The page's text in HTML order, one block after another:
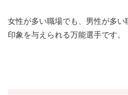
女性が多い職場でも、男性が多
印象を与えられる万能選手です。